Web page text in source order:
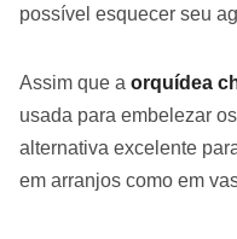
possível esquecer seu
Assim que a orquídea
usada para embelezar
alternativa excelente
em arranjos como em